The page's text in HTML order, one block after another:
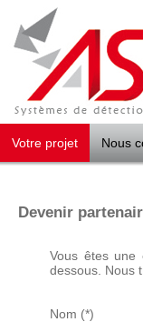
Votre projet Nous
Devenir
Vous êtes une
dessous. Nous
Nom (*)
Panneau de gestion des